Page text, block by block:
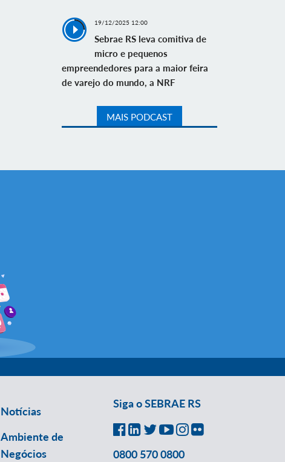
19/12/2025 12:00
Sebrae RS leva comitiva de
micro e pequenos
empreendedores para a maior feira
de varejo do mundo, a NRF
MAIS PODCAST
Notícias
Ambiente de
Negócios
Siga o SEBRAE RS
0800 570 0800